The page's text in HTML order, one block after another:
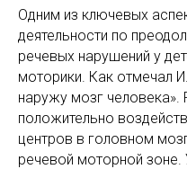
Одним из ключевых
деятельности по
речевых нарушений у
моторики. Как отмечал
наружу мозг человека».
положительно
центров в головном
речевой моторной зоне.